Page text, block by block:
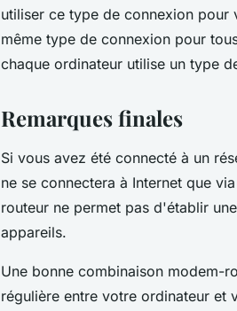
utiliser ce type de connexion pour
même type de connexion pour
chaque ordinateur utilise un type
Remarques finales
Si vous avez été connecté à un
ne se connectera à Internet que
routeur ne permet pas d'établir
appareils.
Une bonne combinaison modem-
régulière entre votre ordinateur et